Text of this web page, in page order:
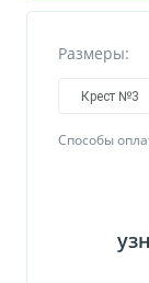
Размеры:
Крест №3
Способы